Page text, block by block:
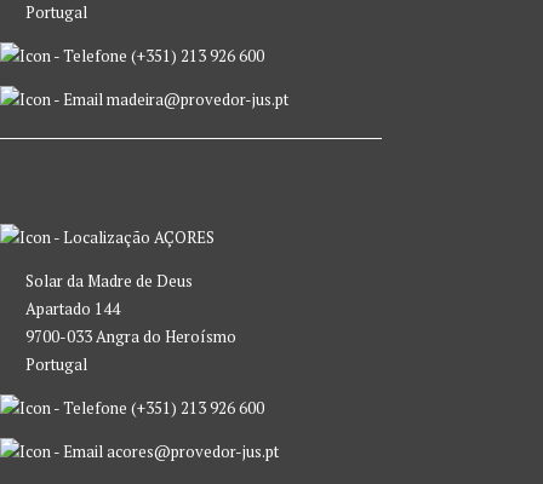
Portugal
(+351) 213 926 600
madeira@provedor-jus.pt
AÇORES
Solar da Madre de Deus
Apartado 144
9700-033 Angra do Heroísmo
Portugal
(+351) 213 926 600
acores@provedor-jus.pt